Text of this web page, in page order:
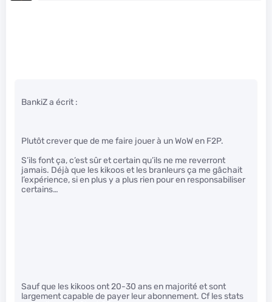
BankiZ a écrit :
Plutôt crever que de me faire jouer à un WoW en F2P.
S’ils font ça, c’est sûr et certain qu’ils ne me reverront
jamais. Déjà que les kikoos et les branleurs ça me gâchait
l’expérience, si en plus y a plus rien pour en responsabiliser
certains…
Sauf que les kikoos ont 20-30 ans en majorité et sont
largement capable de payer leur abonnement. Cf les stats